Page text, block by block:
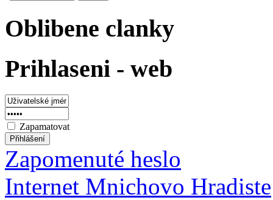
Oblibene clanky
Prihlaseni - web
Zapamatovat
Zapomenuté heslo
Internet Mnichovo Hradiste